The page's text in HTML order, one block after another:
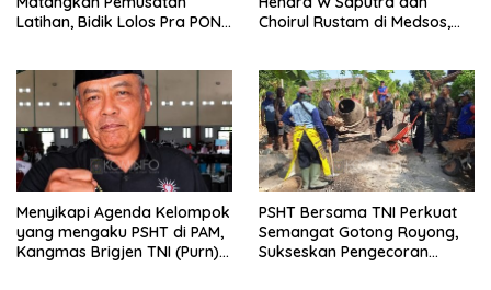
Latihan, Bidik Lolos Pra PON
Choirul Rustam di Medsos,
Menyikapi Agenda Kelompok
yang mengaku PSHT di PAM,
Kangmas Brigjen TNI (Purn)
PSHT Bersama TNI Perkuat
Semangat Gotong Royong,
Sukseskan Pengecoran